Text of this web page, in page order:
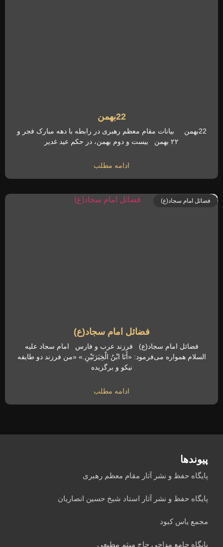
22بهمن
22بهمن بیانات مقام معظم رهبری در رابطه با دهه مبارک فجر و
۲۲ بهمن بیست و دوم بهمن، در حکم عید غدیر
ادامه مطلب
فضائل امام سجاد(ع)
فضائل امام سجاد(ع)
فضائل امام سجاد(ع) فرزند عرب و فارس امام سجاد علیه
السلام همواره می‌فرمود: «أَنَا ابْنُ الْخِیَرَتَیْنِ.» «من فرزند دو طایفه
نیکو و برگزیده
ادامه مطلب
پیوندها
پایگاه حفظ و نشر آثار مقام معظم رهبری
پایگاه حفظ و نشر آثار استاد شیخ حسین انصاریان
مجمع یاس کبود
پایگاه جامع مداحی حاج میثم مطیعی